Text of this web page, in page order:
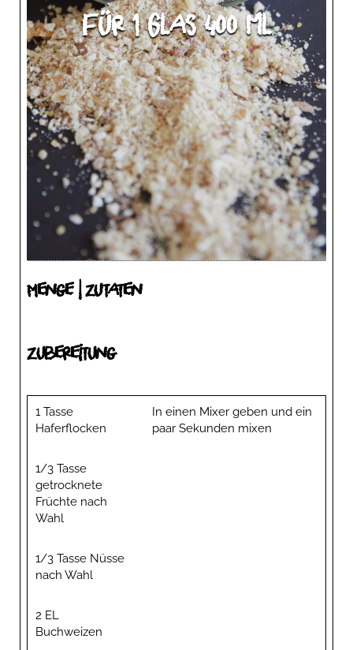
für 1 Glas 400 ml
Menge | Zutaten
Zubereitung
1 Tasse
Haferflocken
1/3 Tasse
getrocknete
Früchte nach
Wahl
1/3 Tasse Nüsse
nach Wahl
2 EL
Buchweizen
In einen Mixer geben und ein
paar Sekunden mixen